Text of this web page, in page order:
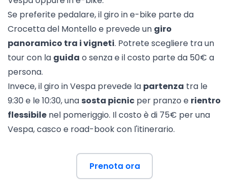
Se preferite pedalare, ilgiro in e-bike parte da
Crocetta del Montello e prevede un giro
panoramico tra i vigneti. Potrete scegliere tra un
tour con la guida o senza e il costo parte da 50€ a
persona.
Invece, il giro in Vespa prevede la partenza tra le
9:30 e le 10:30, una sosta picnic per pranzo e rientro
flessibile nel pomeriggio. Il costo è di 75€ per una
Vespa, casco e road-book con l'itinerario.
Prenota ora